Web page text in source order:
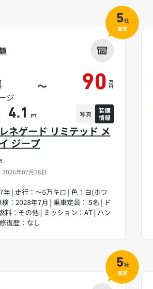
2026年07月28日
ネゲード リミテッド メ
ジープ
年 | 走行：～6万キロ | 色：白(ホワ
：2028年7月 | 乗車定員： 5名 | ド
料：その他 | ミッション：AT | ハン
復歴：なし
～ 90 万
円
ジ
4.1 PT 写真
装備
情報
5社
査定
5社
査定